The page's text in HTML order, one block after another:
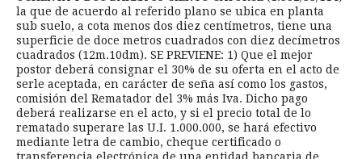
la que de acuerdo al referido plano se ubica en planta
sub suelo, a cota menos dos diez centímetros, tiene una
superficie de doce metros cuadrados con diez decímetros
cuadrados (12m.10dm). SE PREVIENE: 1) Que el mejor
postor deberá consignar el 30% de su oferta en el acto de
serle aceptada, en carácter de seña así como los gastos,
comisión del Rematador del 3% más Iva. Dicho pago
deberá realizarse en el acto, y si el precio total de lo
rematado superare las U.I. 1.000.000, se hará efectivo
mediante letra de cambio, cheque certificado o